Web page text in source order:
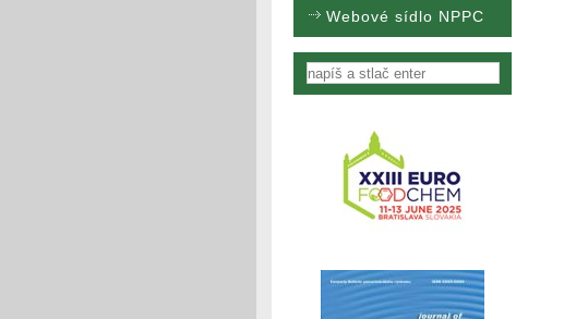
Webové sídlo NPPC
Vyhľadávanie